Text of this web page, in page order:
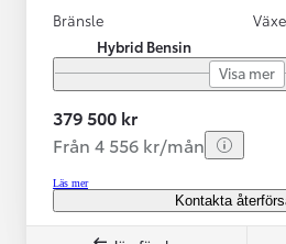
Bränsle
Hybrid Bensin
Visa mer
379 500 kr
Från 4 556 kr/mån
Läs mer
Kontakta